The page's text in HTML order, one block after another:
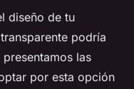
diseño de tu
podría
las
por esta opción